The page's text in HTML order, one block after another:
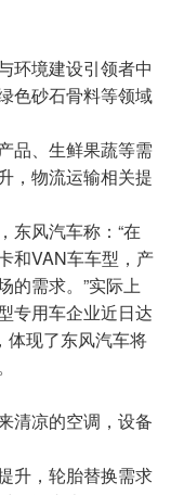
环境建设引领者中
色砂石骨料等领域
品、生鲜果蔬等需
，物流运输相关提
东风汽车称：“在
和VAN车车型，产
的需求。”实际上
专用车企业近日达
体现了东风汽车将
清凉的空调，设备
升，轮胎替换需求